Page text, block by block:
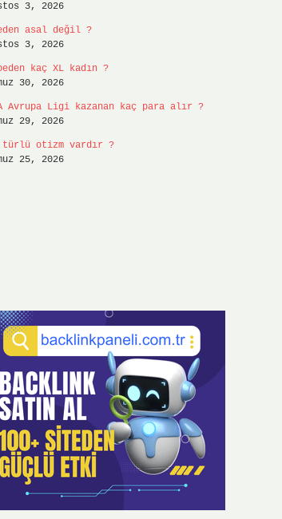
3, 2026
asal değil ?
3, 2026
kaç XL kadın ?
30, 2026
Avrupa Ligi kazanan kaç para alır ?
29, 2026
türlü otizm vardır ?
25, 2026